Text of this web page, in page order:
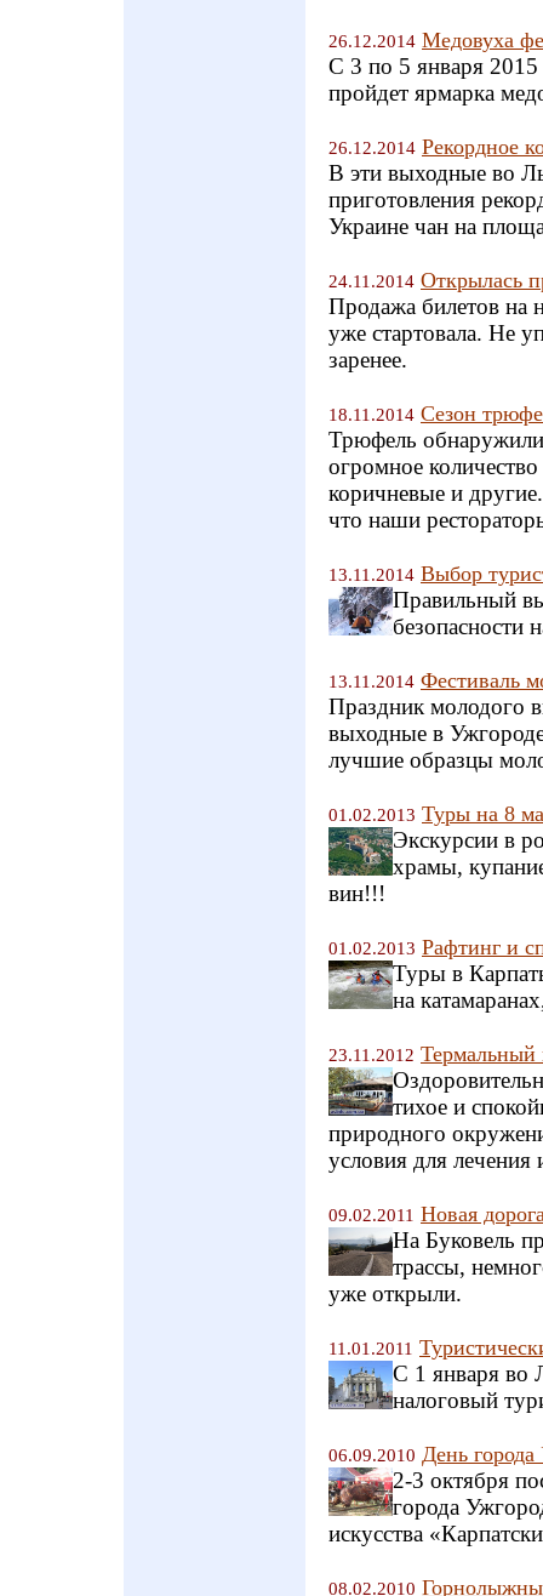
26.12.2014 Медовуха
С 3 по 5 января 2015
пройдет ярмарка
26.12.2014 Рекордное
В эти выходные во
приготовления
Украине чан на
24.11.2014 Открылась
Продажа билетов на
уже стартовала. Не
заренее.
18.11.2014 Сезон
Трюфель обнаружили
огромное
коричневые и
что наши
13.11.2014 Выбор
Правильный
безопасности
13.11.2014 Фестиваль
Праздник молодого
выходные в
лучшие образцы
01.02.2013 Туры на 8
Экскурсии в
храмы,
вин!!!
01.02.2013 Рафтинг и
Туры в
на
23.11.2012 Термальный
тихое и
природного
условия для
09.02.2011 Новая
На Буковель
трассы,
уже открыли.
11.01.2011
С 1 января во
налоговый
06.09.2010 День
2-3 октября
города
искусства
08.02.2010